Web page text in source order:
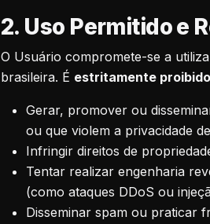
2. Uso Permitido e
O Usuário compromete-se a
brasileira. É estritamente proibido
Gerar, promover ou
ou que violem a privacidade
Infringir direitos de
Tentar realizar engenharia
(como ataques DDoS ou
Disseminar spam ou praticar